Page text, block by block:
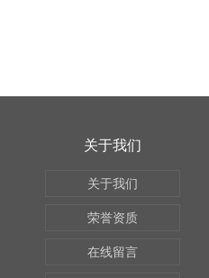
关于我们
关于我们
荣誉资质
在线留言